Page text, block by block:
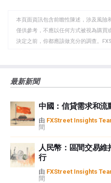
板
本頁面資訊包含前瞻性陳述，涉及風險
僅供參考，不應以任何方式被視為購買
決定之前，你都應該做充分的調查。
觀點，並不代表FXStreet或其廣告商的
如果文章正文中沒有明確提到，在撰寫
中都沒有頭寸，也沒有與文中提到的任
者沒有收到撰寫這篇文章的報酬。
FXStreet和作者不提供個性化的建議。
性不作任何陳述。FXStreet和作者將
或損害由此資訊及其顯示或使用引起的
FXStreet並非註冊投資顧問，本文內容
最新新聞
中國：信貸需求和流
由 FXStreet Insights
間
人民幣：區間交易
行
由 FXStreet Insights
間